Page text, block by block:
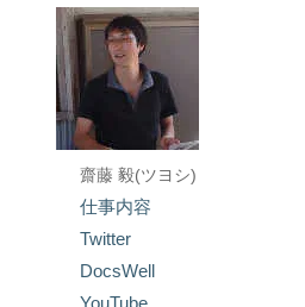
齋藤 毅(ツヨシ)
仕事内容
Twitter
DocsWell
YouTube